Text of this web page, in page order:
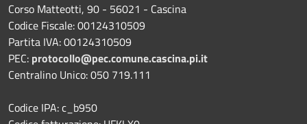
Corso Matteotti, 90 - 56021 - Cascina
Codice Fiscale: 00124310509
Partita IVA: 00124310509
PEC: protocollo@pec.comune.cascina.pi.it
Centralino Unico: 050 719.111
Codice IPA: c_b950